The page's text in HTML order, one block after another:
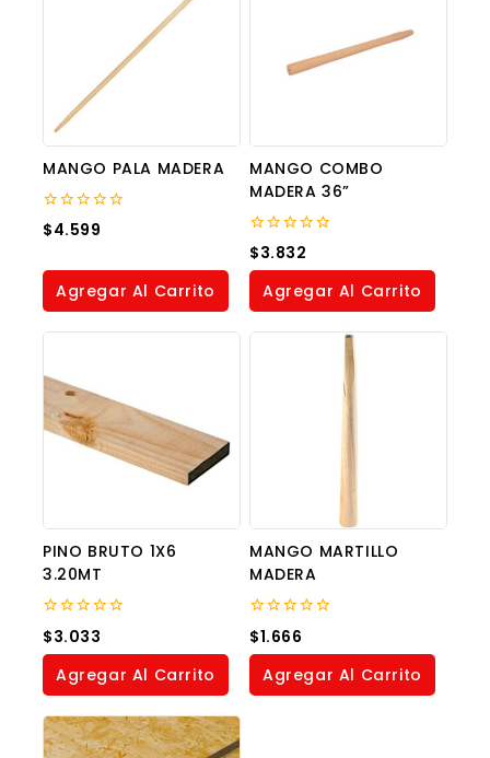
MANGO PALA MADERA
0
out
5
$4.599
Agregar Al Carrito
MANGO COMBO
MADERA 36”
0
out
of
$3.832
Agregar Al Carrito
PINO BRUTO 1X6
3.20MT
0
out
of
$3.033
Agregar Al Carrito
MANGO MARTILLO
MADERA
0
out
of
$1.666
Agregar Al Carrito